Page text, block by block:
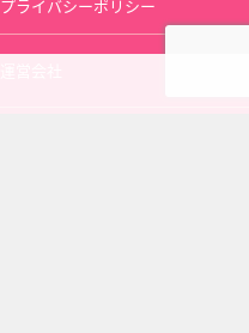
プライバシーポリシー